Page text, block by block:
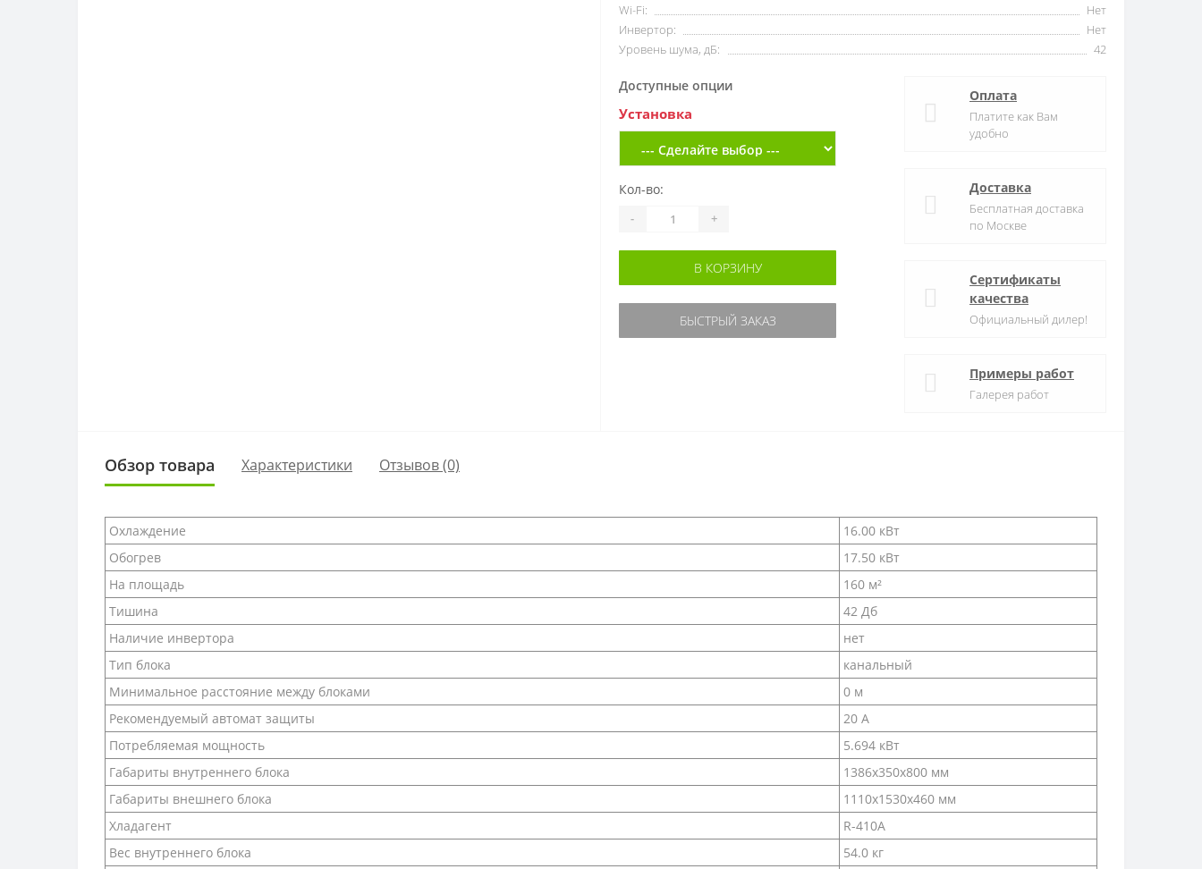
Wi-Fi:
Нет
Инвертор:
Нет
Уровень шума, дБ:
42
Доступные опции
Установка
Кол-во:
- +
В КОРЗИНУ
БЫСТРЫЙ ЗАКАЗ
Оплата
Платите как Вам
удобно
Доставка
Бесплатная доставка
по Москве
Сертификаты
качества
Официальный дилер!
Примеры работ
Галерея работ
Обзор товара Характеристики Отзывов (0)
Охлаждение
16.00 кВт
Обогрев
17.50 кВт
На площадь
160 м²
Тишина
42 Дб
Наличие инвертора
нет
Тип блока
канальный
Минимальное расстояние между блоками
0 м
Рекомендуемый автомат защиты
20 А
Потребляемая мощность
5.694 кВт
Габариты внутреннего блока
1386х350х800 мм
Габариты внешнего блока
1110х1530х460 мм
Хладагент
R-410A
Вес внутреннего блока
54.0 кг